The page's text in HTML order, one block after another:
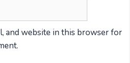
and website in this browser for